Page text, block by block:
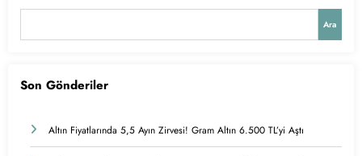
Ara
Son Gönderiler
Altın Fiyatlarında 5,5 Ayın Zirvesi! Gram Altın 6.500 TL’yi Aştı